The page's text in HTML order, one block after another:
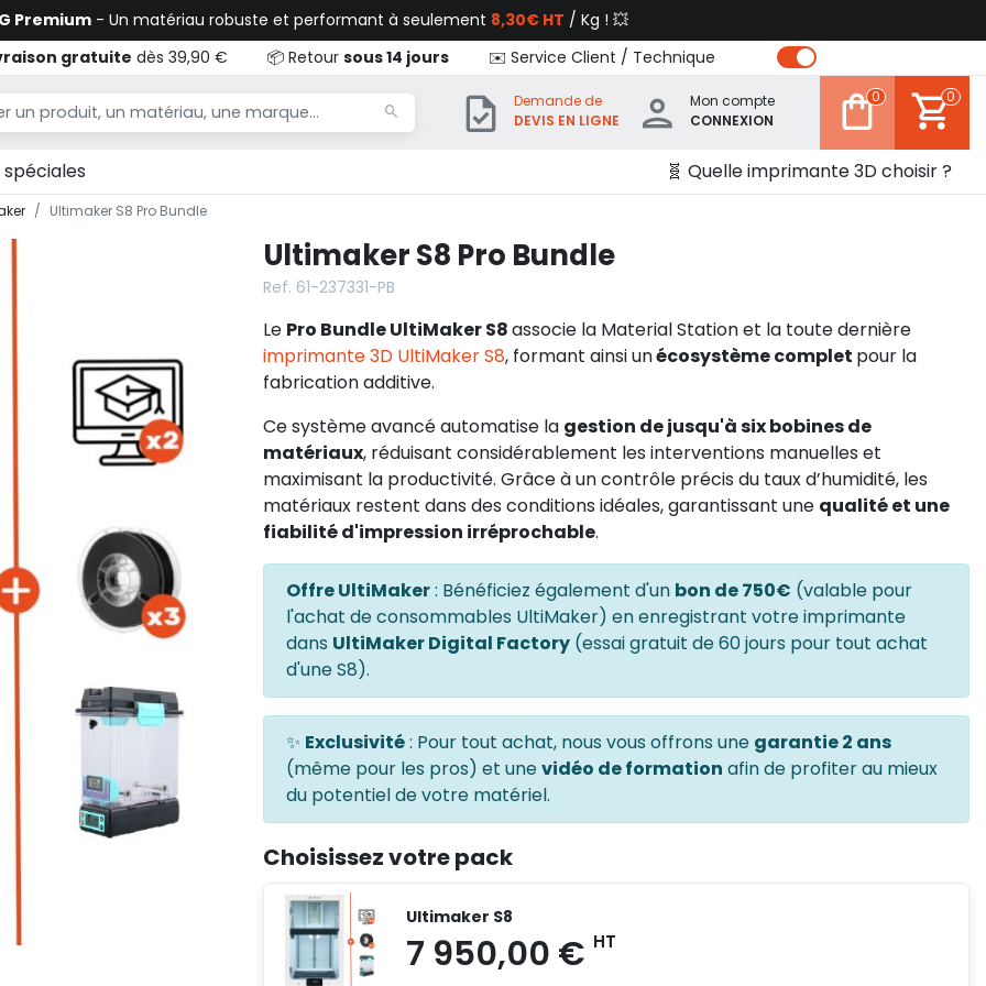
Premium - Un matériau robuste et performant à seulement 8,30€ HT / Kg ! 💥
gratuite dès 39,90 € 📦 Retour sous 14 jours ✉️ Service Client / Technique
Demande de
DEVIS EN LIGNE
Mon compte
CONNEXION
0 0
spéciales 🧬 Quelle imprimante 3D choisir ?
Ultimaker S8 Pro Bundle
Ultimaker S8 Pro Bundle
Ref. 61-237331-PB
Le Pro Bundle UltiMaker S8associe la Material Station et la toute dernière
imprimante 3D UltiMaker S8, formant ainsi unécosystème complet pour la
fabrication additive.
Ce système avancé automatise la gestion de jusqu'à six bobines de
matériaux, réduisant considérablement les interventions manuelles et
maximisant la productivité. Grâce à un contrôle précis du taux d’humidité, les
matériaux restent dans des conditions idéales, garantissant une qualité et une
fiabilité d'impression irréprochable.
Offre UltiMaker: Bénéficiez également d'un bon de 750€ (valable pour
l'achat de consommables UltiMaker) en enregistrant votre imprimante
dans UltiMaker Digital Factory (essai gratuit de 60 jours pour tout achat
d'une S8).
✨ Exclusivité: Pour tout achat, nous vous offrons une garantie 2 ans
(même pour les pros) et unevidéo de formation afin de profiter au mieux
du potentiel de votre matériel.
Choisissez votre pack
Ultimaker S8